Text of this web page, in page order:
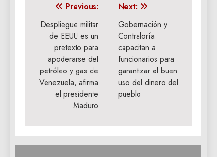
Navegación
de
entradas
Previous:
Despliegue militar
de EEUU es un
pretexto para
apoderarse del
petróleo y gas de
Venezuela, afirma
el presidente
Maduro
Next:
Gobernación y
Contraloría
capacitan a
funcionarios para
garantizar el buen
uso del dinero del
pueblo